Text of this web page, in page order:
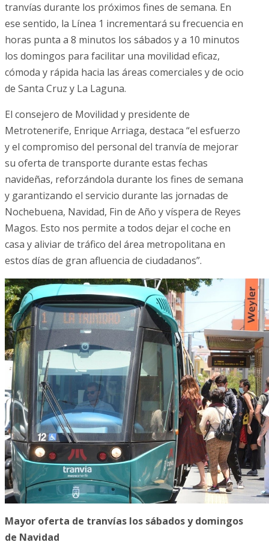
tranvías durante los próximos fines de semana. En
ese sentido, la Línea 1 incrementará su frecuencia en
horas punta a 8 minutos los sábados y a 10 minutos
los domingos para facilitar una movilidad eficaz,
cómoda y rápida hacia las áreas comerciales y de ocio
de Santa Cruz y La Laguna.
El consejero de Movilidad y presidente de
Metrotenerife, Enrique Arriaga, destaca “el esfuerzo
y el compromiso del personal del tranvía de mejorar
su oferta de transporte durante estas fechas
navideñas, reforzándola durante los fines de semana
y garantizando el servicio durante las jornadas de
Nochebuena, Navidad, Fin de Año y víspera de Reyes
Magos. Esto nos permite a todos dejar el coche en
casa y aliviar de tráfico del área metropolitana en
estos días de gran afluencia de ciudadanos”.
Mayor oferta de tranvías los sábados y domingos
de Navidad